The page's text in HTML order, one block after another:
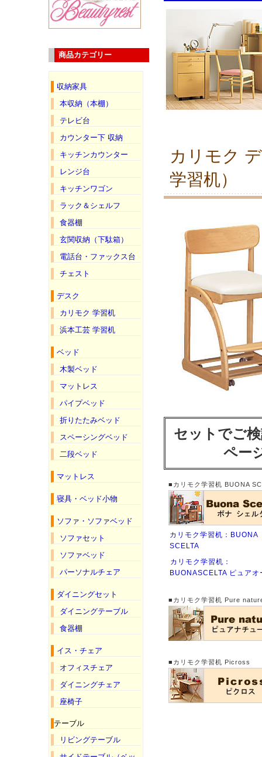
カリモク
学習机）
セットでご
ペー
■カリモク学習机 BUONA
カリモク学習机：BUONA
SCELTA
カリモク学習机：
BUONASCELTA ピュアオ
■カリモク学習机 Pure
■カリモク学習机 Picross
商品カテゴリー
収納家具
本収納（本棚）
テレビ台
カウンター下 収納
キッチンカウンター
レンジ台
キッチンワゴン
ラック＆シェルフ
食器棚
玄関収納（下駄箱）
電話台・ファックス台
チェスト
デスク
カリモク 学習机
浜本工芸 学習机
ベッド
木製ベッド
マットレス
パイプベッド
折りたたみベッド
スペーシングベッド
二段ベッド
マットレス
寝具・ベッド小物
ソファ・ソファベッド
ソファセット
ソファベッド
パーソナルチェア
ダイニングセット
ダイニングテーブル
食器棚
イス・チェア
オフィスチェア
ダイニングチェア
座椅子
テーブル
リビングテーブル